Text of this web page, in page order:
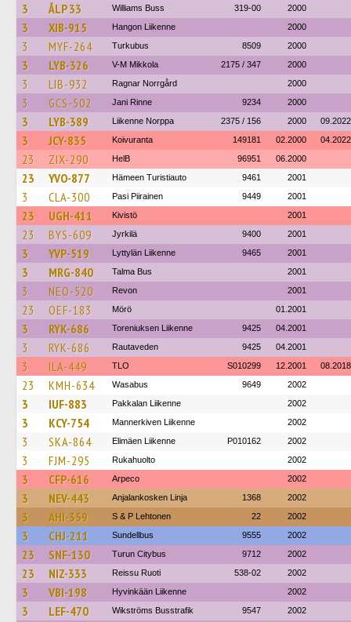
3 ÅLP 33 Williams Buss 319-00 2000
3 XIB-915 Hangon Liikenne 2000
3 MYF-264 Turkubus 8509 2000
3 LYB-326 V-M Mikkola 2175 / 347 2000
3 LIB-932 Ragnar Norrgård 2000
3 GCS-502 Jani Rinne 9234 2000
3 LYB-389 Liikenne Norppa 2375 / 156 2000 09.2022
3 JCY-835 Koivuranta 149181 02.2000 04.2022
23 ZIX-290 HelB 96951 06.2000
23 YVO-877 Hämeen Turistiauto 9461 2001
3 CLA-300 Pasi Piirainen 9449 2001
23 UGH-411 Kivistö 2001
23 BYS-609 Jyrkilä 9400 2001
3 YVP-519 Lyttylän Liikenne 9465 2001
3 MRG-840 Talma Bus 2001
3 NEO-520 Revon 2001
23 OEF-183 Mörö 01.2001
3 RYK-686 Toreniuksen Liikenne 9425 04.2001
3 RYK-686 Rautaveden 9425 04.2001
3 ILA-449 TLO S010299 12.2001 08.2018
23 KMH-634 Wasabus 9649 2002
3 IUF-883 Pakkalan Liikenne 2002
3 KCY-754 Mannerkiven Liikenne 2002
3 SKA-864 Elimäen Liikenne P010162 2002
3 FJM-295 Rukahuolto 2002
3 CFP-616 Arpeco 2002
3 NEV-443 Anjalankosken Linja 1368 2002
3 AHI-359 S & P Lehtonen 22 2002
3 CHJ-211 Sundellbus 9555 2002
23 SNF-130 Turun Citybus 9712 2002
23 NIZ-333 Reissu Ruoti 538-02 2002
3 VBI-198 Hyvinkään Liikenne 2002
3 LEF-470 Wikströms Busstrafik 9547 2002